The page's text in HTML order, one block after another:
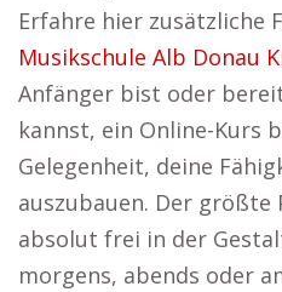
Erfahre hier zusätzliche
Musikschule Alb Donau
Anfänger bist oder
kannst, ein Online-Kurs
Gelegenheit, deine
auszubauen. Der
absolut frei in der
morgens, abends oder